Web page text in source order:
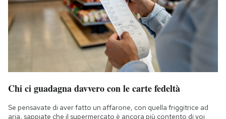
Chi ci guadagna davvero con le carte fedeltà
Se pensavate di aver fatto un affarone, con quella friggitrice ad
aria, sappiate che il supermercato è ancora più contento di voi